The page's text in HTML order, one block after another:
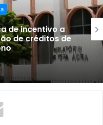
de incentivo a
de créditos de